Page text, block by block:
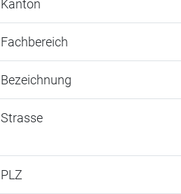
Kanton
Fachbereich
Bezeichnung
Strasse
PLZ